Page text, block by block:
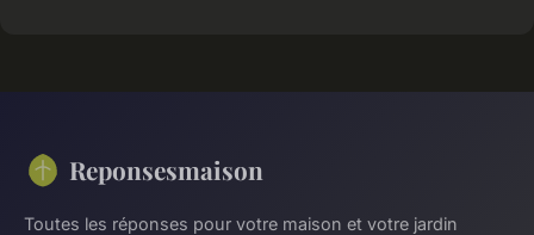
Reponsesmaison
Toutes les réponses pour votre maison et votre jardin